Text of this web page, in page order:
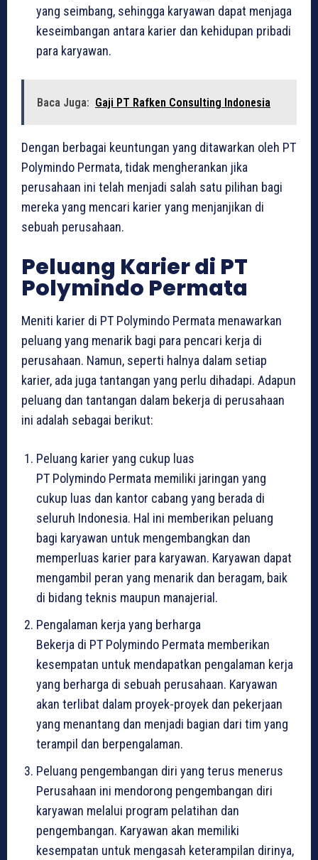
yang seimbang, sehingga karyawan dapat menjaga
keseimbangan antara karier dan kehidupan pribadi
para karyawan.
Baca Juga: Gaji PT Rafken Consulting Indonesia
Dengan berbagai keuntungan yang ditawarkan oleh PT
Polymindo Permata, tidak mengherankan jika
perusahaan ini telah menjadi salah satu pilihan bagi
mereka yang mencari karier yang menjanjikan di
sebuah perusahaan.
Peluang Karier di PT
Polymindo Permata
Meniti karier di PT Polymindo Permata menawarkan
peluang yang menarik bagi para pencari kerja di
perusahaan. Namun, seperti halnya dalam setiap
karier, ada juga tantangan yang perlu dihadapi. Adapun
peluang dan tantangan dalam bekerja di perusahaan
ini adalah sebagai berikut:
Peluang karier yang cukup luas
PT Polymindo Permata memiliki jaringan yang
cukup luas dan kantor cabang yang berada di
seluruh Indonesia. Hal ini memberikan peluang
bagi karyawan untuk mengembangkan dan
memperluas karier para karyawan. Karyawan dapat
mengambil peran yang menarik dan beragam, baik
di bidang teknis maupun manajerial.
Pengalaman kerja yang berharga
Bekerja di PT Polymindo Permata memberikan
kesempatan untuk mendapatkan pengalaman kerja
yang berharga di sebuah perusahaan. Karyawan
akan terlibat dalam proyek-proyek dan pekerjaan
yang menantang dan menjadi bagian dari tim yang
terampil dan berpengalaman.
Peluang pengembangan diri yang terus menerus
Perusahaan ini mendorong pengembangan diri
karyawan melalui program pelatihan dan
pengembangan. Karyawan akan memiliki
kesempatan untuk mengasah keterampilan dirinya,